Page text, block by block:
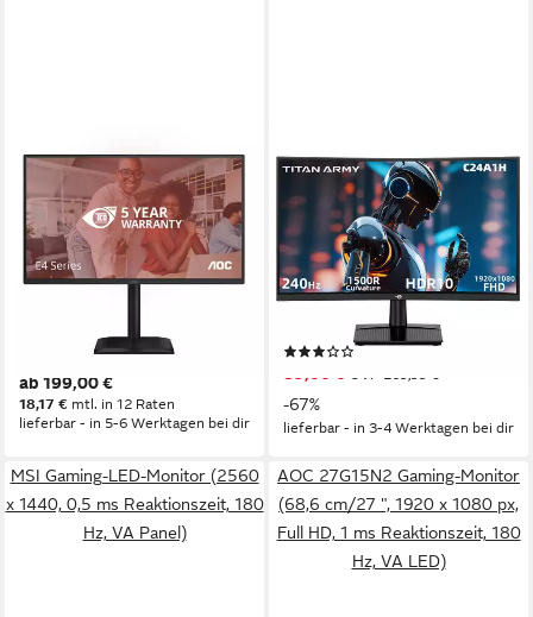
27E4CV - 27-INCH FULL HD
MO 1920X1080 120 HZ
HDMI 1.4 DISPLA TFT-
Monitor
ab 199,00 €
18,17 € mtl. in 12 Raten
lieferbar - in 5-6 Werktagen bei dir
C24A1H R1500 16:9 VA FHD
240Hz Curved-Gaming-
Monitor
1920x1080 px, FHD Auflösung
1 ms Reaktionszeit
240 Hz Bildwiederholfrequenz
Produktdatenblatt
UVP 269,99 €
-67%
lieferbar - in 3-4 Werktagen bei dir
MSI Gaming-LED-Monitor (2560
x 1440, 0,5 ms Reaktionszeit, 180
Hz, VA Panel)
AOC 27G15N2 Gaming-Monitor
(68,6 cm/27 ", 1920 x 1080 px,
Full HD, 1 ms Reaktionszeit, 180
Hz, VA LED)